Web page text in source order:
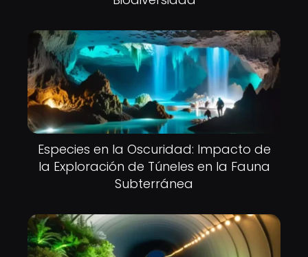
Especies en la Oscuridad: Impacto de
la Exploración de Túneles en la Fauna
Subterránea